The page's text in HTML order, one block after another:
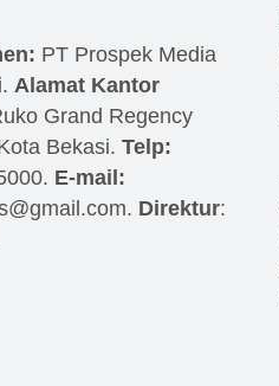
PT Prospek Media
Alamat Kantor
Grand Regency
Bekasi. Telp:
E-mail:
. Direktur: